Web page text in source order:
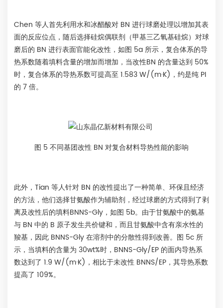
Chen 等人首先利用水和冰醋酸对 BN 进行球磨处理以增加其表
面的反应位点，随后选择硅烷偶联剂（甲基三乙氧基硅烷）对球
磨后的 BN 进行表面官能化改性，如图 5a 所示，复合体系的导
热系数随着填料含量的增加而增加，当改性BN 的含量达到 50%
时，复合体系的导热系数可提高至 1.583 W/(m·K)，约是纯 PI
的 7 倍。
图 5 不同基团改性 BN 对复合材料导热性能的影响
此外，Tian 等人针对 BN 的改性提出了一种简单、环保且经济
的方法，他们选择甘氨酸作为辅助剂，经过球磨的方式得到了剥
离及改性后的填料BNNS-Gly，如图 5b。由于甘氨酸中的氨基
与 BN 中的 B 原子发生共价键和，而且甘氨酸中含有亲水性的
羧基，因此 BNNS-Gly 在溶剂中的分散性得到改善。图 5c 所
示，当填料的含量为 30wt%时，BNNS-Gly/EP 的面内导热系
数达到了 1.9 W/(m·K)，相比于未改性 BNNS/EP，其导热系数
提高了 109%。